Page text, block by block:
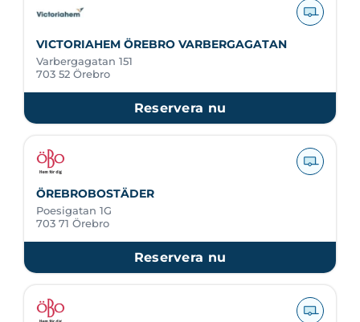
VICTORIAHEM ÖREBRO VARBERGAGATAN
Varbergagatan 151
703 52 Örebro
Reservera nu
ÖREBROBOSTÄDER
Poesigatan 1G
703 71 Örebro
Reservera nu